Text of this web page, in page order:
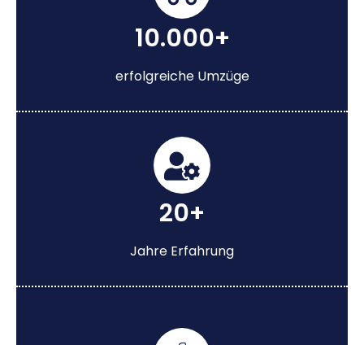
10.000+
erfolgreiche Umzüge
20+
Jahre Erfahrung